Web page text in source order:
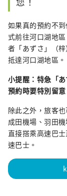
如果真的預約不
式前往河口湖地
者「あずさ」（
抵達河口湖地區。
小提醒：特急「
預約時要特別留意
除此之外，旅客
成田機場、羽田
直接搭乘高速巴
速巴士。